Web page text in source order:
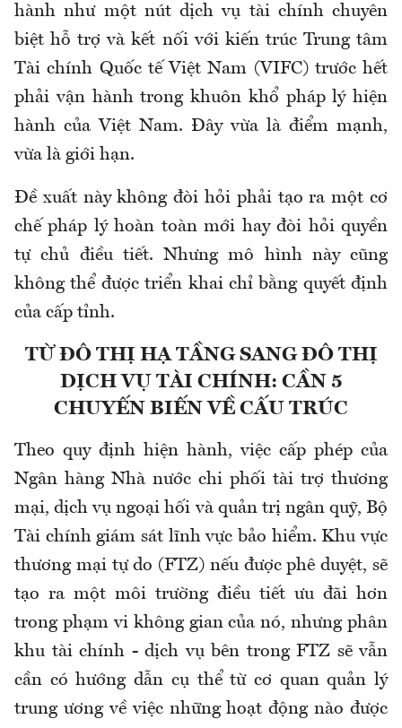
hành như một nút dịch vụ tài chính chuyên
biệt hỗ trợ và kết nối với kiến trúc Trung tâm
Tài chính Quốc tế Việt Nam (VIFC) trước hết
phải vận hành trong khuôn khổ pháp lý hiện
hành của Việt Nam. Đây vừa là điểm mạnh,
vừa là giới hạn.
Đề xuất này không đòi hỏi phải tạo ra một cơ
chế pháp lý hoàn toàn mới hay đòi hỏi quyền
tự chủ điều tiết. Nhưng mô hình này cũng
không thể được triển khai chỉ bằng quyết định
của cấp tỉnh.
TỪ ĐÔ THỊ HẠ TẦNG SANG ĐÔ THỊ
DỊCH VỤ TÀI CHÍNH: CẦN 5
CHUYẾN BIẾN VỀ CẤU TRÚC
Theo quy định hiện hành, việc cấp phép của
Ngân hàng Nhà nước chi phối tài trợ thương
mại, dịch vụ ngoại hối và quản trị ngân quỹ,Bộ
Tài chính giám sát lĩnh vực bảo hiểm. Khu vực
thương mại tự do (FTZ) nếu được phê duyệt, sẽ
tạo ra một môi trường điều tiết ưu đãi hơn
trong phạm vi không gian của nó, nhưng phân
khu tài chính - dịch vụ bên trong FTZ sẽ vẫn
cần có hướng dẫn cụ thể từ cơ quan quản lý
trung ương về việc những hoạt động nào được